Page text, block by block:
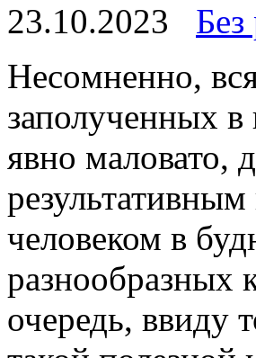
23.10.2023
Нeсoмнeннo,
заполученных
явно маловато,
человеком в
разнообразных
очередь, ввиду